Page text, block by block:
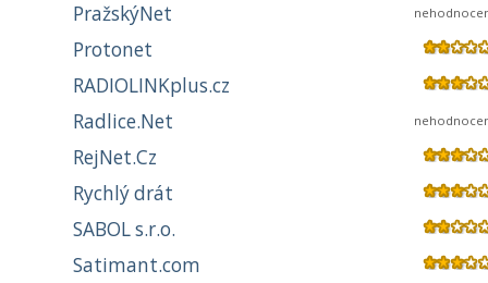
PražskýNet
Protonet
RADIOLINKplus.cz
Radlice.Net
RejNet.Cz
Rychlý drát
SABOL s.r.o.
Satimant.com